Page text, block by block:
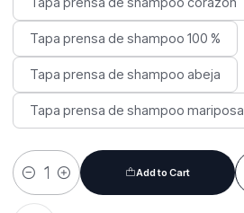
Tapa prensa de shampoo 100 %
Tapa prensa de shampoo abeja
Tapa prensa de shampoo mariposa
Quantity
Add to Cart